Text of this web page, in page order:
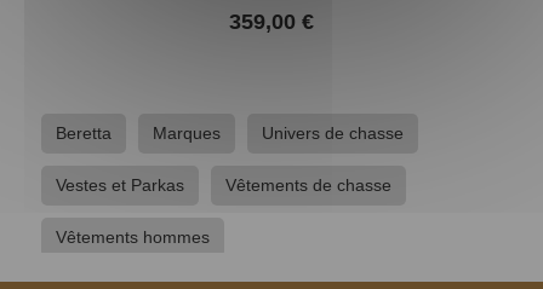
359,00 €
Beretta Marques Univers de chasse
Vestes et Parkas Vêtements de chasse
Vêtements hommes